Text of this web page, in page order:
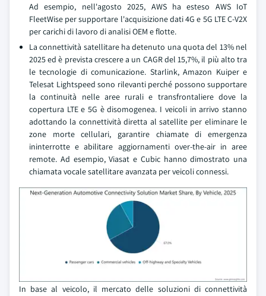
Ad esempio, nell'agosto 2025, AWS ha esteso AWS IoT
FleetWise per supportare l'acquisizione dati 4G e 5G LTE C-V2X
per carichi di lavoro di analisi OEM e flotte.
La connettività satellitare ha detenuto una quota del 13% nel
2025 ed è prevista crescere a un CAGR del 15,7%, il più alto tra
le tecnologie di comunicazione. Starlink, Amazon Kuiper e
Telesat Lightspeed sono rilevanti perché possono supportare
la continuità nelle aree rurali e transfrontaliere dove la
copertura LTE e 5G è disomogenea. I veicoli in arrivo stanno
adottando la connettività diretta al satellite per eliminare le
zone morte cellulari, garantire chiamate di emergenza
ininterrotte e abilitare aggiornamenti over-the-air in aree
remote. Ad esempio, Viasat e Cubic hanno dimostrato una
chiamata vocale satellitare avanzata per veicoli connessi.
In base al veicolo, il mercato delle soluzioni di connettività